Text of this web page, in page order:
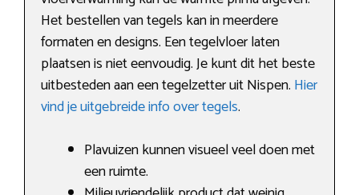
Het bestellen van tegels kan in meerdere
formaten en designs. Een tegelvloer laten
plaatsen is niet eenvoudig. Je kunt dit het beste
uitbesteden aan een tegelzetter uit Nispen. Hier
vind je uitgebreide info over tegels.
Plavuizen kunnen visueel veel doen met
een ruimte.